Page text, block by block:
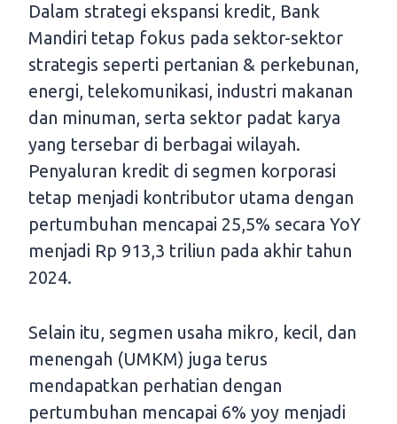
Dalam strategi ekspansi kredit, Bank
Mandiri tetap fokus pada sektor-sektor
strategis seperti pertanian & perkebunan,
energi, telekomunikasi, industri makanan
dan minuman, serta sektor padat karya
yang tersebar di berbagai wilayah.
Penyaluran kredit di segmen korporasi
tetap menjadi kontributor utama dengan
pertumbuhan mencapai 25,5% secara YoY
menjadi Rp 913,3 triliun pada akhir tahun
2024.
Selain itu, segmen usaha mikro, kecil, dan
menengah (UMKM) juga terus
mendapatkan perhatian dengan
pertumbuhan mencapai 6% yoy menjadi